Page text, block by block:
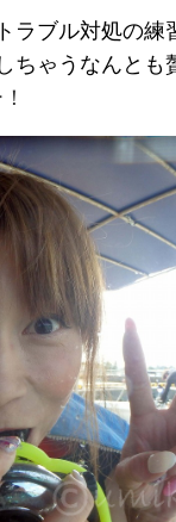
ラブル対処の練
ちゃうなんとも